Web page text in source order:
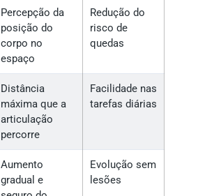
Percepção da
posição do
corpo no
espaço
Redução do
risco de
quedas
Distância
máxima que a
articulação
percorre
Facilidade nas
tarefas diárias
Aumento
gradual e
Evolução sem
lesões